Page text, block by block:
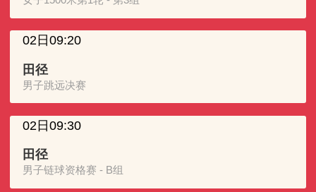
02日09:20
田径
男子跳远决赛
02日09:30
田径
男子链球资格赛 - B组